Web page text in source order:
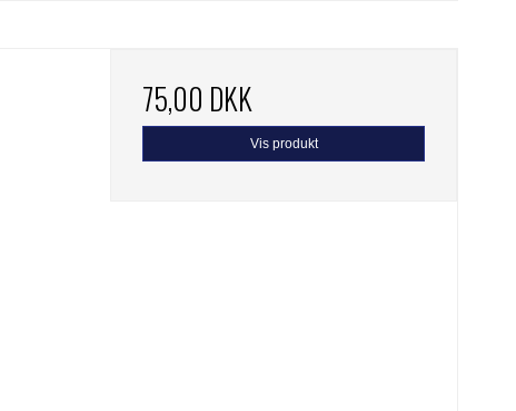
75,00 DKK
Vis produkt